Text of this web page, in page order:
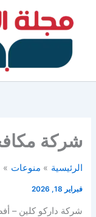
شركة
الرئيسية منوعات
فبراير 18, 2026
شركة داركو كلين –